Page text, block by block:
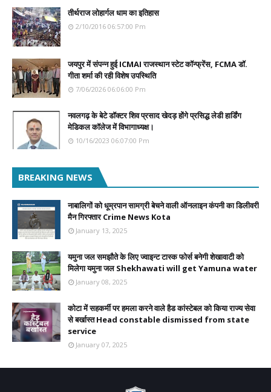
तीर्थराज लोहार्गल धाम का इतिहास
2/10/2016 06:57:00 Pm
जयपुर में संपन्न हुई ICMAI राजस्थान स्टेट कॉन्फ्रेंस, FCMA डॉ.
गीता शर्मा की रही विशेष उपस्थिति
7/06/2026 06:06:00 Pm
नवलगढ़ के बेटे डॉक्टर शिव प्रसाद खेदड़ होंगे प्रसिद्ध लेडी हार्डिंग
मेडिकल कॉलेज में विभागाध्यक्ष।
10/16/2023 06:07:00 Pm
BREAKING NEWS
नाबालिगों को धूम्रपान सामग्री बेचने वाली ऑनलाइन कंपनी का डिलीवरी
मैन गिरफ्तार Crime News Kota
January 13, 2025
यमुना जल समझौते के लिए ज्वाइन्ट टास्क फोर्स बनेगी शेखावाटी को
मिलेगा यमुना जल Shekhawati will get Yamuna water
January 08, 2025
कोटा में सहकर्मी पर हमला करने वाले हैड कांस्टेबल को किया राज्य सेवा
से बर्खास्त Head constable dismissed from state
service
January 07, 2025